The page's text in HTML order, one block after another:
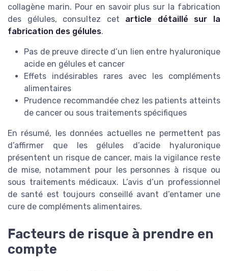
collagène marin. Pour en savoir plus sur la fabrication
des gélules, consultez cet article détaillé sur la
fabrication des gélules.
Pas de preuve directe d’un lien entre hyaluronique
acide en gélules et cancer
Effets indésirables rares avec les compléments
alimentaires
Prudence recommandée chez les patients atteints
de cancer ou sous traitements spécifiques
En résumé, les données actuelles ne permettent pas
d’affirmer que les gélules d’acide hyaluronique
présentent un risque de cancer, mais la vigilance reste
de mise, notamment pour les personnes à risque ou
sous traitements médicaux. L’avis d’un professionnel
de santé est toujours conseillé avant d’entamer une
cure de compléments alimentaires.
Facteurs de risque à prendre en
compte